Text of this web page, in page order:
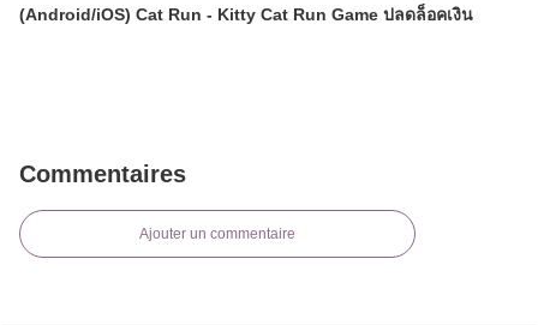
(Android/iOS) Cat Run - Kitty Cat Run Game ปลดล็อคเงิน
Commentaires
Ajouter un commentaire